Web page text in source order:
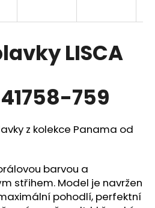
LISCA
759
z kolekce Panama od
barvou a
střihem. Model je navržen
pohodlí, perfektní
HLEDAT